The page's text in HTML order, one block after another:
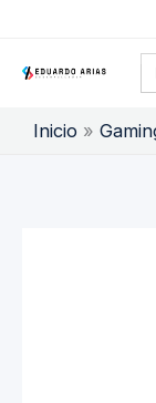
contenido
Inicio